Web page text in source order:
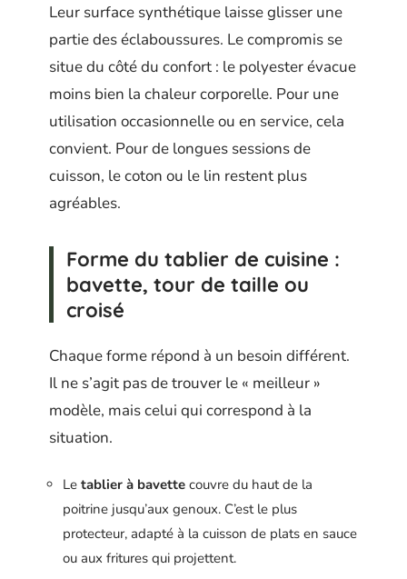
Leur surface synthétique laisse glisser une
partie des éclaboussures. Le compromis se
situe du côté du confort : le polyester évacue
moins bien la chaleur corporelle. Pour une
utilisation occasionnelle ou en service, cela
convient. Pour de longues sessions de
cuisson, le coton ou le lin restent plus
agréables.
Forme du tablier de cuisine :
bavette, tour de taille ou
croisé
Chaque forme répond à un besoin différent.
Il ne s’agit pas de trouver le « meilleur »
modèle, mais celui qui correspond à la
situation.
Le tablier à bavette couvre du haut de la
poitrine jusqu’aux genoux. C’est le plus
protecteur, adapté à la cuisson de plats en sauce
ou aux fritures qui projettent.